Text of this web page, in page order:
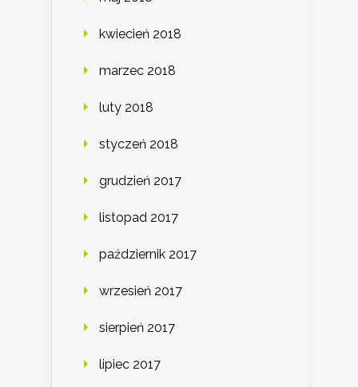
kwiecień 2018
marzec 2018
luty 2018
styczeń 2018
grudzień 2017
listopad 2017
październik 2017
wrzesień 2017
sierpień 2017
lipiec 2017